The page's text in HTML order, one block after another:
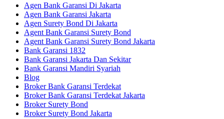
Agen Bank Garansi Di Jakarta
Agen Bank Garansi Jakarta
Agen Surety Bond Di Jakarta
Agent Bank Garansi Surety Bond
Agent Bank Garansi Surety Bond Jakarta
Bank Garansi 1832
Bank Garansi Jakarta Dan Sekitar
Bank Garansi Mandiri Syariah
Blog
Broker Bank Garansi Terdekat
Broker Bank Garansi Terdekat Jakarta
Broker Surety Bond
Broker Surety Bond Jakarta